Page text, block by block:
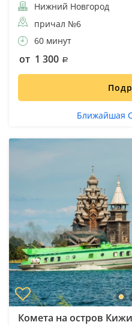
Нижний Новгород
причал №6
60 минут
от 1 300
Ближайшая
Комета на остров